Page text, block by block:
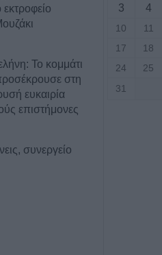
Το κομμάτι
στη
ευκαιρία
επιστήμονες
συνεργείο
3
4
10
11
17
18
24
25
31